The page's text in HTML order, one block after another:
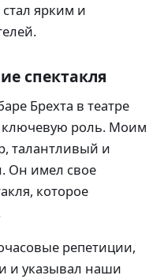
стал ярким и
спектакля
Брехта в театре
ключевую роль. Моим
талантливый и
Он имел свое
которое
репетиции,
и указывал наши